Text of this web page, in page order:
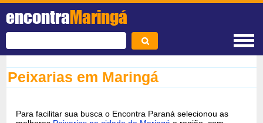
encontraMaringá
Peixarias em Maringá
Para facilitar sua busca o Encontra Paraná selecionou as